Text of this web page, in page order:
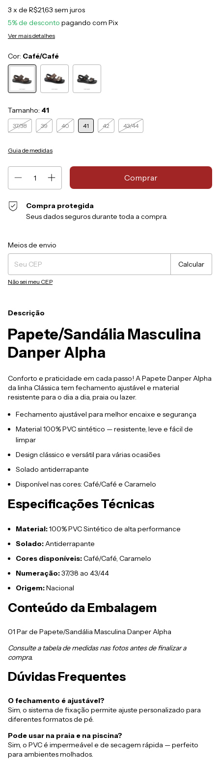
3 x de R$21,63 sem juros
5% de desconto pagando com Pix
Ver mais detalhes
Cor: Café/Café
Tamanho: 41
37/38 39 40 41 42 43/44
Guia de medidas
Compra protegida
Seus dados seguros durante toda a compra.
Entregas para o CEP:
Meios de envio
Calcular
Não sei meu CEP
Descrição
Papete/Sandália Masculina
Danper Alpha
Conforto e praticidade em cada passo! A Papete Danper Alpha
da linha Clássica tem fechamento ajustável e material
resistente para o dia a dia, praia ou lazer.
Fechamento ajustável para melhor encaixe e segurança
Material 100% PVC sintético — resistente, leve e fácil de
limpar
Design clássico e versátil para várias ocasiões
Solado antiderrapante
Disponível nas cores: Café/Café e Caramelo
Especificações Técnicas
Material:100% PVC Sintético de alta performance
Solado:Antiderrapante
Cores disponíveis:Café/Café, Caramelo
Numeração:37/38 ao 43/44
Origem:Nacional
Conteúdo da Embalagem
01 Par de Papete/Sandália Masculina Danper Alpha
Consulte a tabela de medidas nas fotos antes de finalizar a
compra.
Dúvidas Frequentes
O fechamento é ajustável?
Sim, o sistema de fixação permite ajuste personalizado para
diferentes formatos de pé.
Pode usar na praia e na piscina?
Sim, o PVC é impermeável e de secagem rápida — perfeito
para ambientes molhados.